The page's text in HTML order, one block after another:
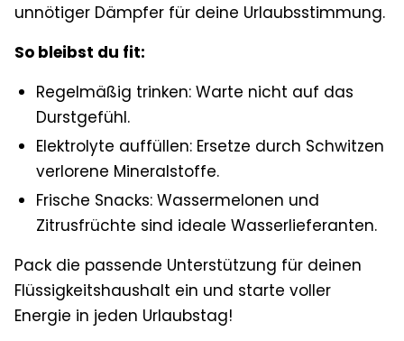
unnötiger Dämpfer für deine Urlaubsstimmung.
So bleibst du fit:
Regelmäßig trinken: Warte nicht auf das
Durstgefühl.
Elektrolyte auffüllen: Ersetze durch Schwitzen
verlorene Mineralstoffe.
Frische Snacks: Wassermelonen und
Zitrusfrüchte sind ideale Wasserlieferanten.
Pack die passende Unterstützung für deinen
Flüssigkeitshaushalt ein und starte voller
Energie in jeden Urlaubstag!